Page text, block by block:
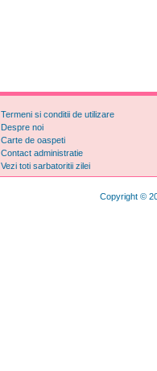
Termeni si conditii de utilizare
Despre noi
Carte de oaspeti
Contact administratie
Vezi toti sarbatoritii zilei
Copyright ©